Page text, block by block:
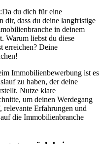
Da du dich für eine
dir, dass du deine langfristige
in deinem
Warum liebst du diese
erreichen? Deine
Immobilienbewerbung ist es
zu haben, der deine
Nutze klare
um deinen Werdegang
relevante Erfahrungen und
die Immobilienbranche